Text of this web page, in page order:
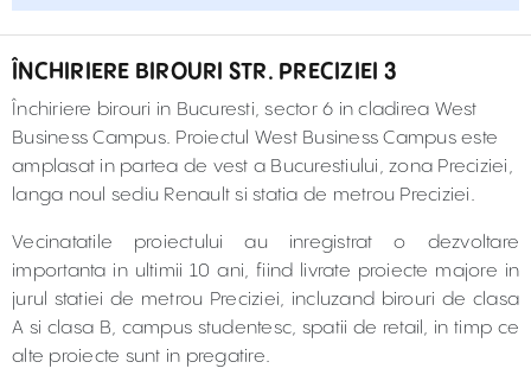
ÎNCHIRIERE BIROURI STR. PRECIZIEI 3
Închiriere birouri in Bucuresti, sector 6 in cladirea West
Business Campus. Proiectul West Business Campus este
amplasat in partea de vest a Bucurestiului, zona Preciziei,
langa noul sediu Renault si statia de metrou Preciziei.
Vecinatatile proiectului au inregistrat o dezvoltare
importanta in ultimii 10 ani, fiind livrate proiecte majore in
jurul statiei de metrou Preciziei, incluzand birouri de clasa
A si clasa B, campus studentesc, spatii de retail, in timp ce
alte proiecte sunt in pregatire.